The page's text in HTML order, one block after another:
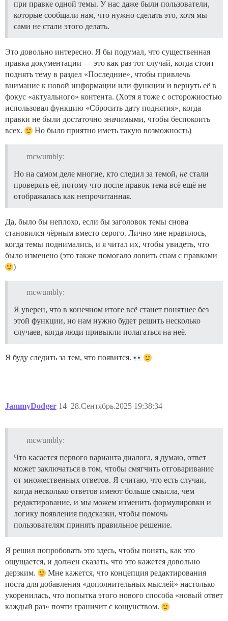
при правке одной темы. У нас даже были пользователи,
которые сообщали нам, что нужно сделать это, хотя мы
сами не стали этого делать.
Это довольно интересно. Я бы подумал, что существенная
правка документации — это как раз тот случай, когда стоит
поднять тему в раздел «Последние», чтобы привлечь
внимание к новой информации или функции и вернуть её в
фокус «актуального» контента. (Хотя я тоже с осторожностью
использовал функцию «Сбросить дату поднятия», когда
правки не были достаточно значимыми, чтобы беспокоить
всех.
Но было приятно иметь такую возможность)
mcwumbly:
Но на самом деле многие, кто следил за темой, не стали
проверять её, потому что после правок тема всё ещё не
отображалась как непрочитанная.
Да, было бы неплохо, если бы заголовок темы снова
становился чёрным вместо серого. Лично мне нравилось,
когда темы поднимались, и я читал их, чтобы увидеть, что
было изменено (это также помогало ловить спам с правками
)
mcwumbly:
Я уверен, что в конечном итоге всё станет понятнее без
этой функции, но нам нужно будет решить несколько
случаев, когда люди привыкли полагаться на неё.
Я буду следить за тем, что появится.
JammyDodger 28.Сентябрь.2025 19:38:34
14
mcwumbly:
Что касается первого варианта диалога, я думаю, ответ
может заключаться в том, чтобы смягчить отговаривание
от множественных ответов. Я считаю, что есть случаи,
когда несколько ответов имеют больше смысла, чем
редактирование, и мы можем изменить формулировки и
логику появления подсказки, чтобы помочь
пользователям принять правильное решение.
Я решил попробовать это здесь, чтобы понять, как это
ощущается, и должен сказать, что это кажется довольно
дерзким.
Мне кажется, что концепция редактирования
поста для добавления «дополнительных мыслей» настолько
укоренилась, что попытка этого нового способа «новый ответ
каждый раз» почти граничит с кощунством.